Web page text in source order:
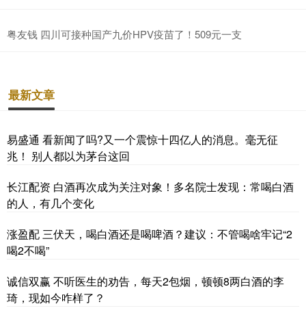
粤友钱 四川可接种国产九价HPV疫苗了！509元一支
最新文章
易盛通 看新闻了吗?又一个震惊十四亿人的消息。毫无征
兆！ 别人都以为茅台这回
长江配资 白酒再次成为关注对象！多名院士发现：常喝白酒
的人，有几个变化
涨盈配 三伏天，喝白酒还是喝啤酒？建议：不管喝啥牢记“2
喝2不喝”
诚信双赢 不听医生的劝告，每天2包烟，顿顿8两白酒的李
琦，现如今咋样了？